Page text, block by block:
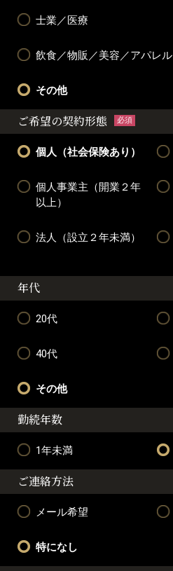
士業／医療
飲食／物販／美容／アパレル
その他
ご希望の契約形態 必須
個人（社会保険あり）
個人事業主（開業２年
以上）
法人（設立２年未満）
年代
20代
40代
その他
勤続年数
1年未満
ご連絡方法
メール希望
特になし